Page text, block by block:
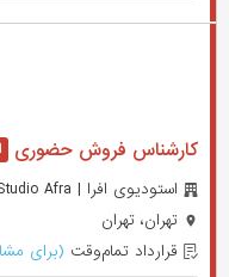
کارشناس فروش حضوری
استودیوی افرا | Studio Afra
تهران، تهران
قرارداد تمام‌وقت (برای